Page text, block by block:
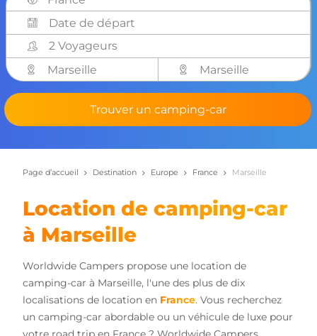
2 Voyageurs
Marseille
Marseille
Trouver un camping-car
Page d’accueil Destination Europe France Marseille
Location de camping-car
à Marseille
Worldwide Campers propose une location de
camping-car à Marseille, l'une des plus de dix
localisations de location en France. Vous recherchez
un camping-car abordable ou un véhicule de luxe pour